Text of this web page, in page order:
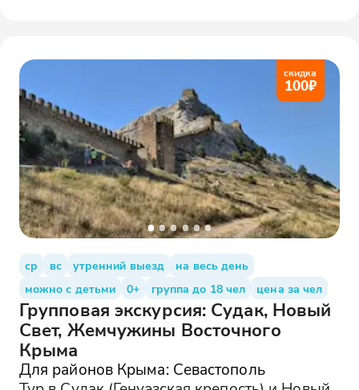
скидка
100₽
ср вс утренний выезд
на весь день
можно с детьми
0+ группа до 18 чел цена за чел
Групповая экскурсия: Судак, Новый
Свет, Жемчужины Восточного
Крыма
Для районов Крыма: Севастополь